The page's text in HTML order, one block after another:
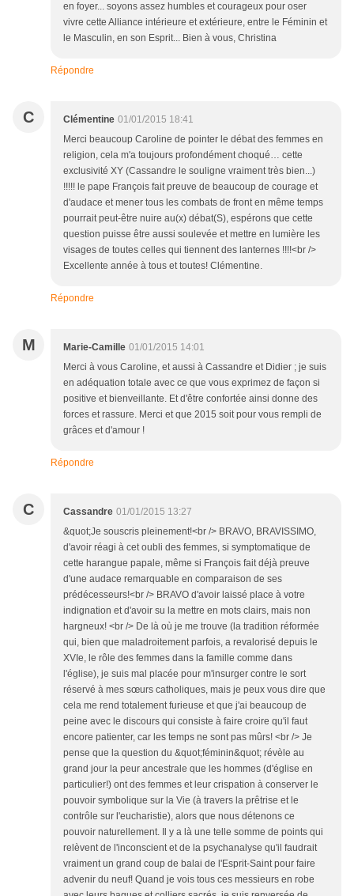
en foyer... soyons assez humbles et courageux pour oser
vivre cette Alliance intérieure et extérieure, entre le Féminin et
le Masculin, en son Esprit... Bien à vous, Christina
Répondre
C Clémentine 01/01/2015 18:41
Merci beaucoup Caroline de pointer le débat des femmes en
religion, cela m'a toujours profondément choqué… cette
exclusivité XY (Cassandre le souligne vraiment très bien...)
!!!!! le pape François fait preuve de beaucoup de courage et
d'audace et mener tous les combats de front en même temps
pourrait peut-être nuire au(x) débat(S), espérons que cette
question puisse être aussi soulevée et mettre en lumière les
visages de toutes celles qui tiennent des lanternes !!!!<br />
Excellente année à tous et toutes! Clémentine.
Répondre
M Marie-Camille 01/01/2015 14:01
Merci à vous Caroline, et aussi à Cassandre et Didier ; je suis
en adéquation totale avec ce que vous exprimez de façon si
positive et bienveillante. Et d'être confortée ainsi donne des
forces et rassure. Merci et que 2015 soit pour vous rempli de
grâces et d'amour !
Répondre
C Cassandre 01/01/2015 13:27
&quot;Je souscris pleinement!<br /> BRAVO, BRAVISSIMO,
d'avoir réagi à cet oubli des femmes, si symptomatique de
cette harangue papale, même si François fait déjà preuve
d'une audace remarquable en comparaison de ses
prédécesseurs!<br /> BRAVO d'avoir laissé place à votre
indignation et d'avoir su la mettre en mots clairs, mais non
hargneux! <br /> De là où je me trouve (la tradition réformée
qui, bien que maladroitement parfois, a revalorisé depuis le
XVIe, le rôle des femmes dans la famille comme dans
l'église), je suis mal placée pour m'insurger contre le sort
réservé à mes sœurs catholiques, mais je peux vous dire que
cela me rend totalement furieuse et que j'ai beaucoup de
peine avec le discours qui consiste à faire croire qu'il faut
encore patienter, car les temps ne sont pas mûrs! <br /> Je
pense que la question du &quot;féminin&quot; révèle au
grand jour la peur ancestrale que les hommes (d'église en
particulier!) ont des femmes et leur crispation à conserver le
pouvoir symbolique sur la Vie (à travers la prêtrise et le
contrôle sur l'eucharistie), alors que nous détenons ce
pouvoir naturellement. Il y a là une telle somme de points qui
relèvent de l'inconscient et de la psychanalyse qu'il faudrait
vraiment un grand coup de balai de l'Esprit-Saint pour faire
advenir du neuf! Quand je vois tous ces messieurs en robe